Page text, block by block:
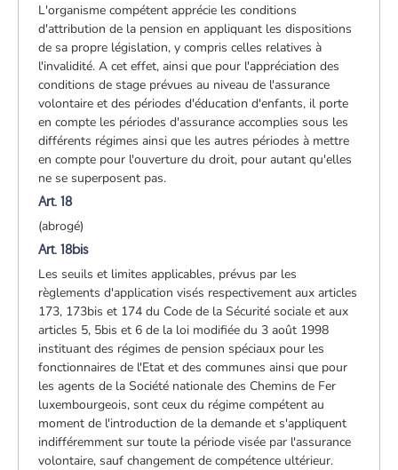
L'organisme compétent apprécie les conditions
d'attribution de la pension en appliquant les dispositions
de sa propre législation, y compris celles relatives à
l'invalidité. A cet effet, ainsi que pour l'appréciation des
conditions de stage prévues au niveau de l'assurance
volontaire et des périodes d'éducation d'enfants, il porte
en compte les périodes d'assurance accomplies sous les
différents régimes ainsi que les autres périodes à mettre
en compte pour l'ouverture du droit, pour autant qu'elles
ne se superposent pas.
Art. 18
(abrogé)
Art. 18bis
Les seuils et limites applicables, prévus par les
règlements d'application visés respectivement aux articles
173, 173bis et 174 du Code de la Sécurité sociale et aux
articles 5, 5bis et 6 de la loi modifiée du 3 août 1998
instituant des régimes de pension spéciaux pour les
fonctionnaires de l'Etat et des communes ainsi que pour
les agents de la Société nationale des Chemins de Fer
luxembourgeois, sont ceux du régime compétent au
moment de l'introduction de la demande et s'appliquent
indifféremment sur toute la période visée par l'assurance
volontaire, sauf changement de compétence ultérieur.